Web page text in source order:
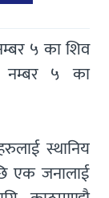
५ का शिव
नम्बर ५ का
स्थानिय
एक जनालाई